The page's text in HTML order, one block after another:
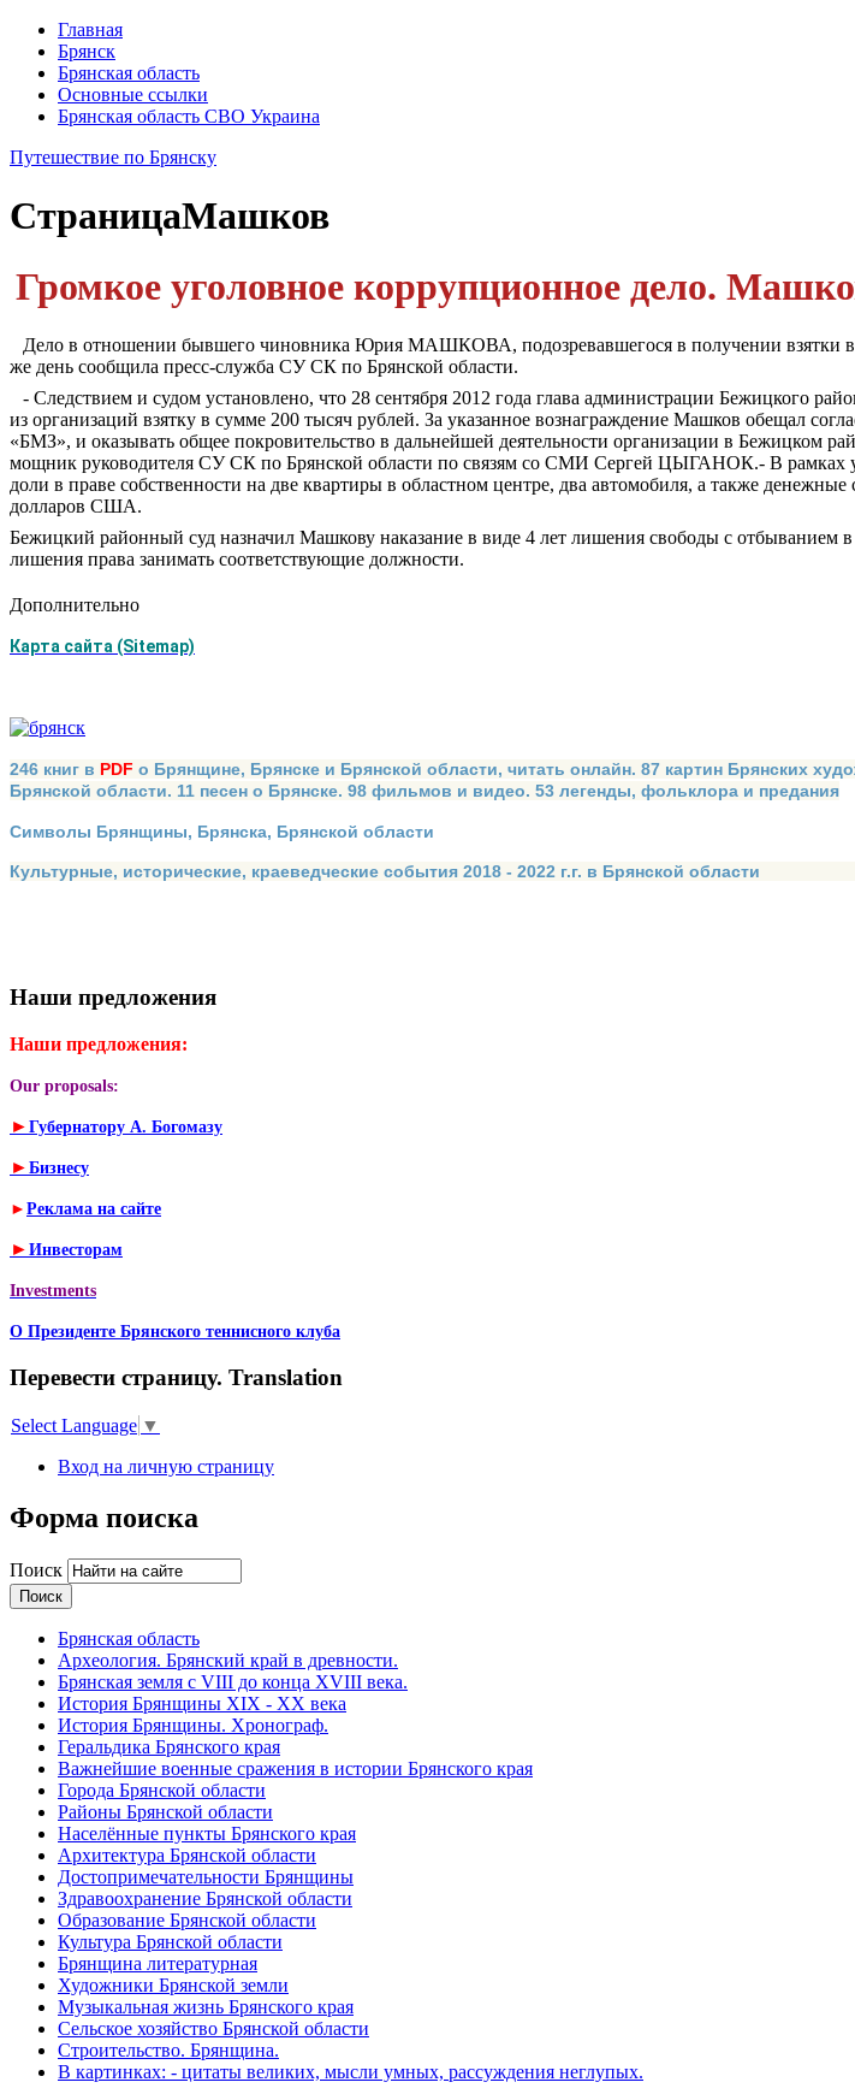
Главная
Брянск
Брянская область
Основные ссылки
Брянская область СВО Украина
Путешествие по Брянску
СтраницаМашков
Громкое уголовное коррупционное дело.
Дело в отношении бывшего чиновника Юрия МАШ­КОВА, подозревавшегося в получении взятки
же день сообщила пресс-служба СУ СК по Брян­ской области.
- Следствием и судом установлено, что 28 сен­тября 2012 года глава ад­министрации Бежицкого
из организаций взятку в сумме 200 тысяч рублей. За указанное возна­граждение Машков обещал
«БМЗ», и оказывать общее покро­вительство в дальнейшей деятельности организации в Бежицком
мощник руководителя СУСК по Брянской области по связям со СМИ Сергей ЦЫГАНОК.- В рамках
доли в праве собственности на две квар­тиры в областном центре, два автомобиля, а также денежные
долларов США.
Бежицкий районный суд назначил Машкову на­казание в виде 4 лет лише­ния свободы с отбыванием
лишения права занимать соответствующие должности.
Дополнительно
Карта сайта (Sitemap)
246 книг в PDF о Брянщине, Брянске и Брянской области, читать онлайн. 87 картин Брянских
Брянской области. 11 песен о Брянске. 98 фильмов и видео. 53 легенды, фольклора и предания
Символы Брянщины, Брянска, Брянской области
Культурные, исторические, краеведческие события 2018 - 2022 г.г. в Брянской области
Наши предложения
Наши предложения:
Our proposals:
► Губернатору А. Богомазу
► Бизнесу
► Реклама на сайте
► Инвесторам
Investments
О Президенте Брянского теннисного клуба
Перевести страницу. Translation
Select Language ▼
Вход на личную страницу
Форма поиска
Поиск
Брянская область
Археология. Брянский край в древности.
Брянская земля с VIII до конца XVIII века.
История Брянщины XIX - XX века
История Брянщины. Хронограф.
Геральдика Брянского края
Важнейшие военные сражения в истории Брянского края
Города Брянской области
Районы Брянской области
Населённые пункты Брянского края
Архитектура Брянской области
Достопримечательности Брянщины
Здравоохранение Брянской области
Образование Брянской области
Культура Брянской области
Брянщина литературная
Художники Брянской земли
Музыкальная жизнь Брянского края
Сельское хозяйство Брянской области
Строительство. Брянщина.
В картинках: - цитаты великих, мысли умных, рассуждения неглупых.